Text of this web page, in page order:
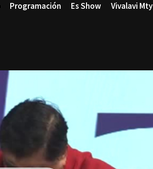
Programación Es Show Vivalavi Mty